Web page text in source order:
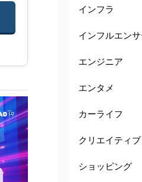
インフラ
インフルエン
エンジニア
エンタメ
カーライフ
クリエイティブ
ショッピング